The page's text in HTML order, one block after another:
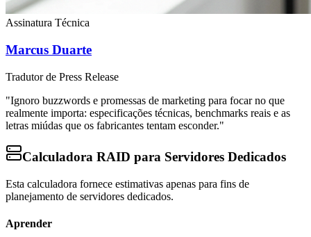
Assinatura Técnica
Marcus Duarte
Tradutor de Press Release
"Ignoro buzzwords e promessas de marketing para focar no que
realmente importa: especificações técnicas, benchmarks reais e as
letras miúdas que os fabricantes tentam esconder."
Calculadora RAID para Servidores Dedicados
Esta calculadora fornece estimativas apenas para fins de
planejamento de servidores dedicados.
Aprender